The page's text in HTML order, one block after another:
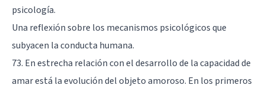
psicología.
Una reflexión sobre los mecanismos psicológicos que
subyacen la conducta humana.
73. En estrecha relación con el desarrollo de la capacidad de
amar está la evolución del objeto amoroso. En los primeros